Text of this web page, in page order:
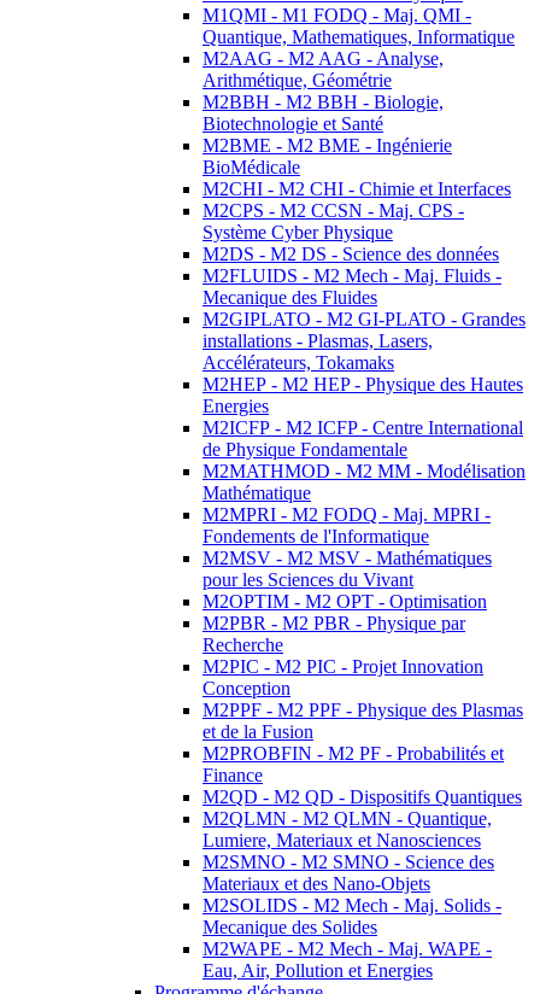
M1QMI - M1 FODQ - Maj. QMI -
Quantique, Mathematiques, Informatique
M2AAG - M2 AAG - Analyse,
Arithmétique, Géométrie
M2BBH - M2 BBH - Biologie,
Biotechnologie et Santé
M2BME - M2 BME - Ingénierie
BioMédicale
M2CHI - M2 CHI - Chimie et Interfaces
M2CPS - M2 CCSN - Maj. CPS -
Système Cyber Physique
M2DS - M2 DS - Science des données
M2FLUIDS - M2 Mech - Maj. Fluids -
Mecanique des Fluides
M2GIPLATO - M2 GI-PLATO - Grandes
installations - Plasmas, Lasers,
Accélérateurs, Tokamaks
M2HEP - M2 HEP - Physique des Hautes
Energies
M2ICFP - M2 ICFP - Centre International
de Physique Fondamentale
M2MATHMOD - M2 MM - Modélisation
Mathématique
M2MPRI - M2 FODQ - Maj. MPRI -
Fondements de l'Informatique
M2MSV - M2 MSV - Mathématiques
pour les Sciences du Vivant
M2OPTIM - M2 OPT - Optimisation
M2PBR - M2 PBR - Physique par
Recherche
M2PIC - M2 PIC - Projet Innovation
Conception
M2PPF - M2 PPF - Physique des Plasmas
et de la Fusion
M2PROBFIN - M2 PF - Probabilités et
Finance
M2QD - M2 QD - Dispositifs Quantiques
M2QLMN - M2 QLMN - Quantique,
Lumiere, Materiaux et Nanosciences
M2SMNO - M2 SMNO - Science des
Materiaux et des Nano-Objets
M2SOLIDS - M2 Mech - Maj. Solids -
Mecanique des Solides
M2WAPE - M2 Mech - Maj. WAPE -
Eau, Air, Pollution et Energies